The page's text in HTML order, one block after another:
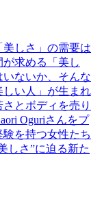
しさ」の需要は
求める「美し
ないか、そんな
い人」が生まれ
とボディを売り
Oguriさんをプ
を持つ女性たち
しさ”に迫る新た